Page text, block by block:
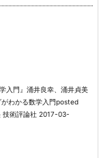
入門』涌井良幸、涌井貞美
わかる数学入門posted
技術評論社 2017-03-